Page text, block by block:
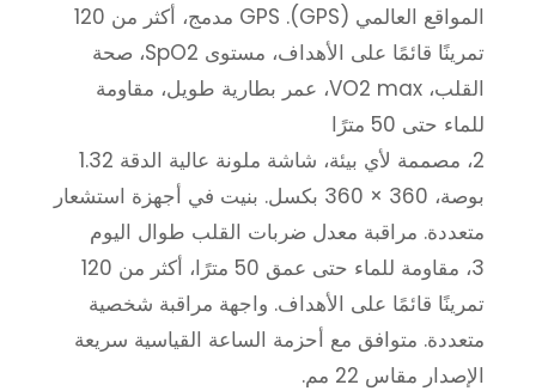
المواقع العالمي (GPS). GPS مدمج، أكثر من 120
تمرينًا قائمًا على الأهداف، مستوى SpO2، صحة
القلب، VO2 max، عمر بطارية طويل، مقاومة
للماء حتى 50 مترًا
2، مصممة لأي بيئة، شاشة ملونة عالية الدقة 1.32
بوصة، 360 × 360 بكسل. بنيت في أجهزة استشعار
متعددة. مراقبة معدل ضربات القلب طوال اليوم
3، مقاومة للماء حتى عمق 50 مترًا، أكثر من 120
تمرينًا قائمًا على الأهداف. واجهة مراقبة شخصية
متعددة. متوافق مع أحزمة الساعة القياسية سريعة
الإصدار مقاس 22 مم.